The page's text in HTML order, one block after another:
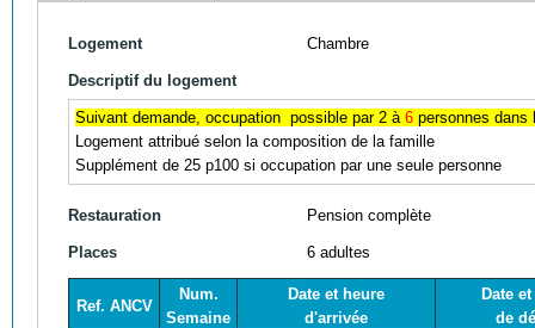
Logement Chambre
Descriptif du logement
Suivant demande, occupation possible par 2 à 6 personnes dans
Logement attribué selon la composition de la famille
Supplément de 25 p100 si occupation par une seule personne
Restauration Pension complète
Places 6 adultes
Ref. ANCV
Num.
Semaine
Date et heure
d'arrivée
Date
de